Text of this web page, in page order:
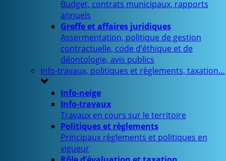
Budget, contrats municipaux, rapports
annuels
Greffe et affaires juridiques
Assermentation, politique de gestion
contractuelle, code d’éthique et de
déontologie, avis publics
Info-travaux, politiques et règlements, taxation…
Info-neige
Info-travaux
Travaux en cours sur le territoire
Politiques et règlements
Principaux règlements et politiques en
vigueur